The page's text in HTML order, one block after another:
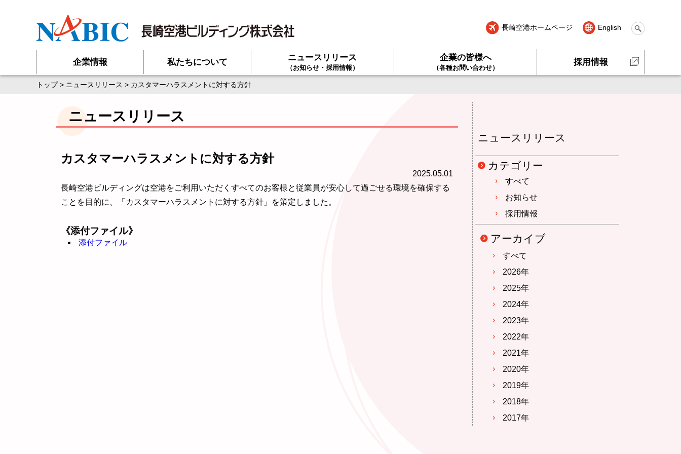
長崎空港ホームページ English
企業情報 私たちについて ニュースリリース
（お知らせ・採用情報）
企業の皆様へ
（各種お問い合わせ）
採用情報
トップ> ニュースリリース > カスタマーハラスメントに対する方針
ニュースリリース
カスタマーハラスメントに対する方針
2025.05.01
長崎空港ビルディングは空港をご利用いただくすべてのお客様と従業員が安心して過ごせる環境を確保する
ことを目的に、「カスタマーハラスメントに対する方針」を策定しました。
《添付ファイル》
添付ファイル
ニュースリリース
カテゴリー
すべて
お知らせ
採用情報
アーカイブ
すべて
2026年
2025年
2024年
2023年
2022年
2021年
2020年
2019年
2018年
2017年